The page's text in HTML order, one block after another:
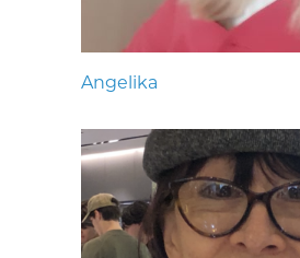
Angelika